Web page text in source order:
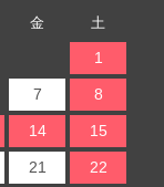
金 土
1
7 8
14 15
21 22